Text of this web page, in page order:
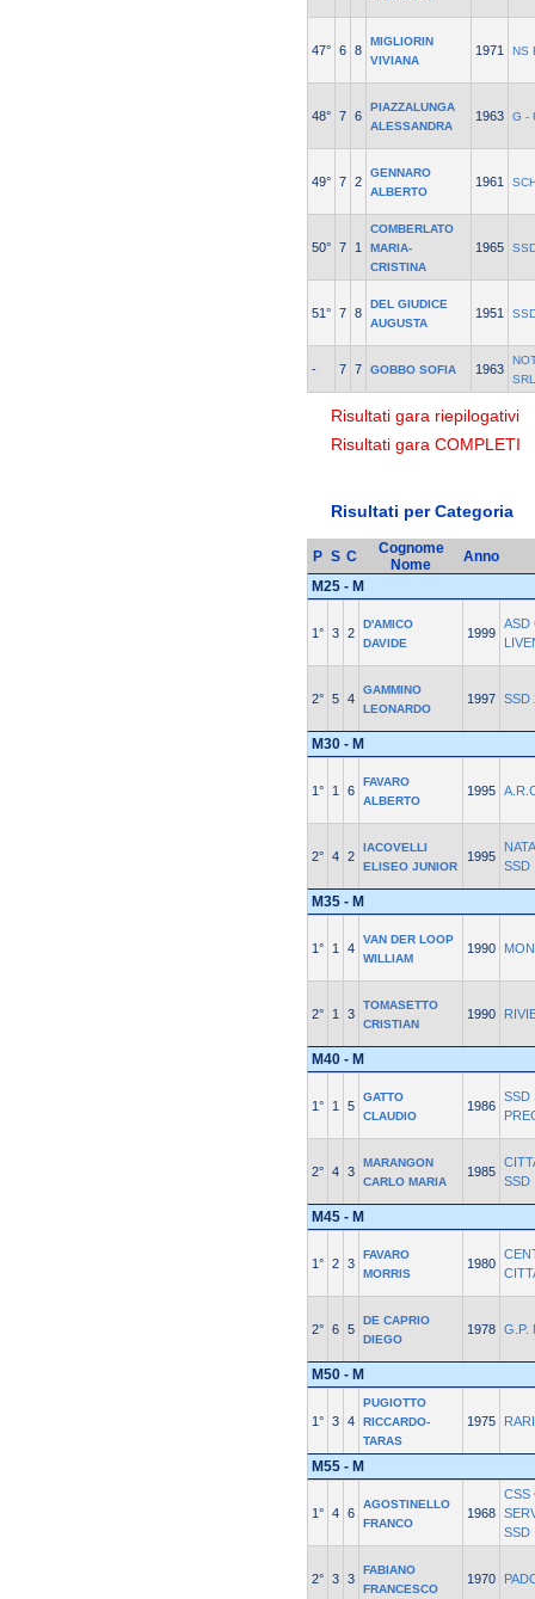
47° 6 8
MIGLIORIN
VIVIANA
1971 NS
48° 7 6
PIAZZALUNGA
ALESSANDRA
1963 G -
49° 7 2
GENNARO
ALBERTO
1961
50° 7 1
COMBERLATO
MARIA-
CRISTINA
1965
51° 7 8
DEL GIUDICE
AUGUSTA
1951
- 7 7 GOBBO SOFIA 1963
SRL
Risultati gara riepilogativi
Risultati gara COMPLETI
Risultati per Categoria
P S C
Cognome
Nome
Anno
M25 - M
1° 3 2
D'AMICO
DAVIDE
1999
ASD
2° 5 4
GAMMINO
LEONARDO
1997 SSD
M30 - M
1° 1 6
FAVARO
ALBERTO
1995
2° 4 2
IACOVELLI
ELISEO JUNIOR
1995
SSD
M35 - M
1° 1 4
VAN DER LOOP
WILLIAM
1990
2° 1 3
TOMASETTO
CRISTIAN
1990
M40 - M
1° 1 5
GATTO
CLAUDIO
1986
SSD
2° 4 3
MARANGON
CARLO MARIA
1985
SSD
M45 - M
1° 2 3
FAVARO
MORRIS
1980
2° 6 5
DE CAPRIO
DIEGO
1978 G.P.
M50 - M
1° 3 4
PUGIOTTO
RICCARDO-
TARAS
1975
M55 - M
1° 4 6
AGOSTINELLO
FRANCO
1968
CSS
SSD
2° 3 3
FABIANO
FRANCESCO
1970